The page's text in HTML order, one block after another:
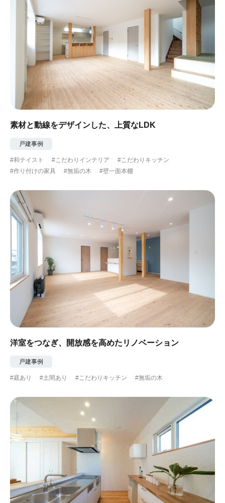
素材と動線をデザインした、上質なLDK
戸建事例
#和テイスト #こだわりインテリア
#こだわりキッチン
#作り付けの家具
#無垢の木 #壁一面本棚
洋室をつなぎ、開放感を高めたリノベーション
戸建事例
#庭あり #土間あり #こだわりキッチン #無垢の木